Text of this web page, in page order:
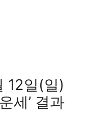
12일(일)
세’ 결과